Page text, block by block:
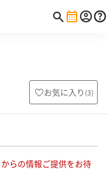
お気に入り (3)
らの情報ご提供をお待